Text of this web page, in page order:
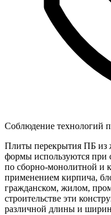
Соблюдение технологий
Плиты перекрытия ПБ из
формы используются при
по сборно-монолитной и
применением кирпича,
гражданском, жилом,
строительстве эти
различной длины и